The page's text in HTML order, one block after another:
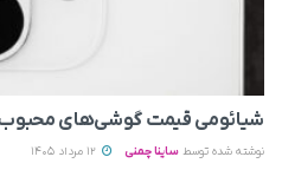
شیائومی قیمت گوشی‌های محبوب
نوشته شده توسط ساینا چمنی